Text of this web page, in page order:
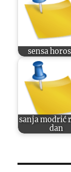
sensa
sanja modrić
dan